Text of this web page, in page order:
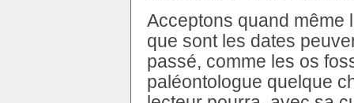
Acceptons quand même
que sont les dates
passé, comme les os
paléontologue quelque